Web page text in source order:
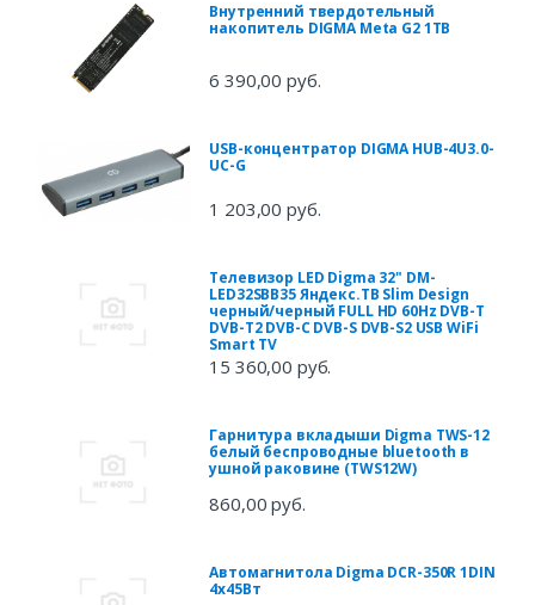
Внутренний твердотельный
накопитель DIGMA Meta G2 1TB
6 390,00 руб.
USB-концентратор DIGMA HUB-4U3.0-
UC-G
1 203,00 руб.
Телевизор LED Digma 32" DM-
LED32SBB35 Яндекс.ТВ Slim Design
черный/черный FULL HD 60Hz DVB-T
DVB-T2 DVB-C DVB-S DVB-S2 USB WiFi
Smart TV
15 360,00 руб.
Гарнитура вкладыши Digma TWS-12
белый беспроводные bluetooth в
ушной раковине (TWS12W)
860,00 руб.
Автомагнитола Digma DCR-350R 1DIN
4x45Вт